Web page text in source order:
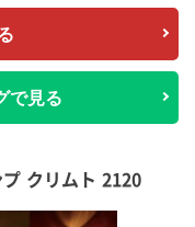
で見る
クリムト 2120